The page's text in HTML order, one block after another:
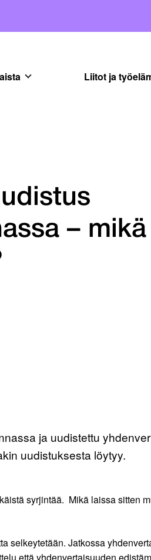
Liitot ja
– mikä
ja uudistettu
uudistuksesta löytyy.
syrjintää. Mikä laissa sitten
selkeytetään. Jatkossa